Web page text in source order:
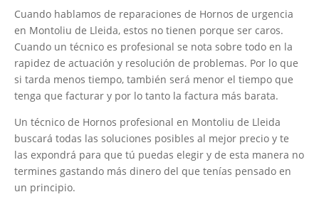
Cuando hablamos de reparaciones de Hornos de urgencia
en Montoliu de Lleida, estos no tienen porque ser caros.
Cuando un técnico es profesional se nota sobre todo en la
rapidez de actuación y resolución de problemas. Por lo que
si tarda menos tiempo, también será menor el tiempo que
tenga que facturar y por lo tanto la factura más barata.
Un técnico de Hornos profesional en Montoliu de Lleida
buscará todas las soluciones posibles al mejor precio y te
las expondrá para que tú puedas elegir y de esta manera no
termines gastando más dinero del que tenías pensado en
un principio.